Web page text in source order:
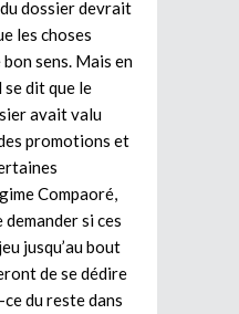
dossier devrait
les choses
sens. Mais en
se dit que le
avait valu
promotions et
Compaoré,
demander si ces
jusqu’au bout
de se dédire
du reste dans